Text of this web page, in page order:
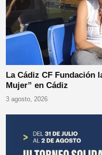
La Cádiz CF Fundación
Mujer” en Cádiz
3 agosto, 2026